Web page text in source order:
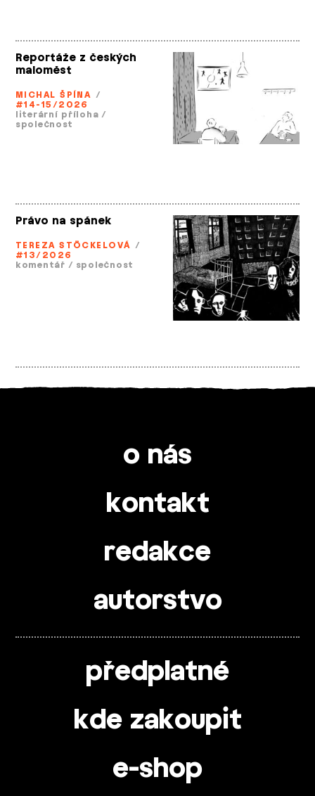
Reportáže z českých
maloměst
MICHAL ŠPÍNA /
#14-15/2026
literární příloha /
společnost
Právo na spánek
TEREZA STÖCKELOVÁ /
#13/2026
komentář / společnost
o nás
kontakt
redakce
autorstvo
předplatné
kde zakoupit
e-shop